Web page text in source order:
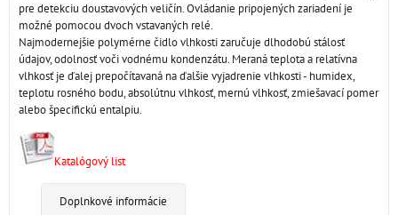
pre detekciu doustavových veličín. Ovládanie pripojených zariadení je
možné pomocou dvoch vstavaných relé.
Najmodernejšie polymérne čidlo vlhkosti zaručuje dlhodobú stálosť
údajov, odolnosť voči vodnému kondenzátu. Meraná teplota a relatívna
vlhkosť je ďalej prepočítavaná na ďalšie vyjadrenie vlhkosti - humidex,
teplotu rosného bodu, absolútnu vlhkosť, mernú vlhkosť, zmiešavací pomer
alebo špecifickú entalpiu.
Katalógový list
Doplnkové informácie